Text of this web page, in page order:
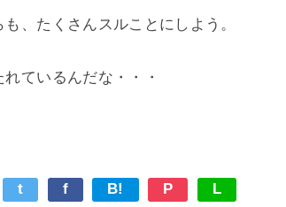
、たくさんスルことにしよう。
t f B! P L